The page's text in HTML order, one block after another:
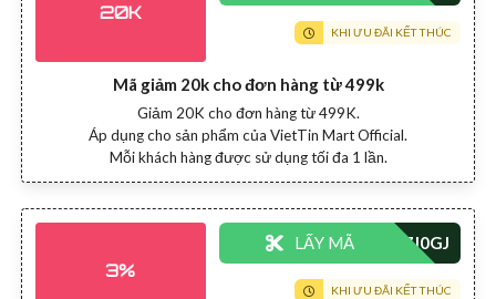
20K
Mã giảm 20k cho đơn hàng từ 499k
Giảm 20K cho đơn hàng từ 499K.
Áp dụng cho sản phẩm của VietTin Mart Official.
Mỗi khách hàng được sử dụng tối đa 1 lần.
KHI ƯU ĐÃI KẾT THÚC
3%
LẤY MÃ
KHI ƯU ĐÃI KẾT THÚC